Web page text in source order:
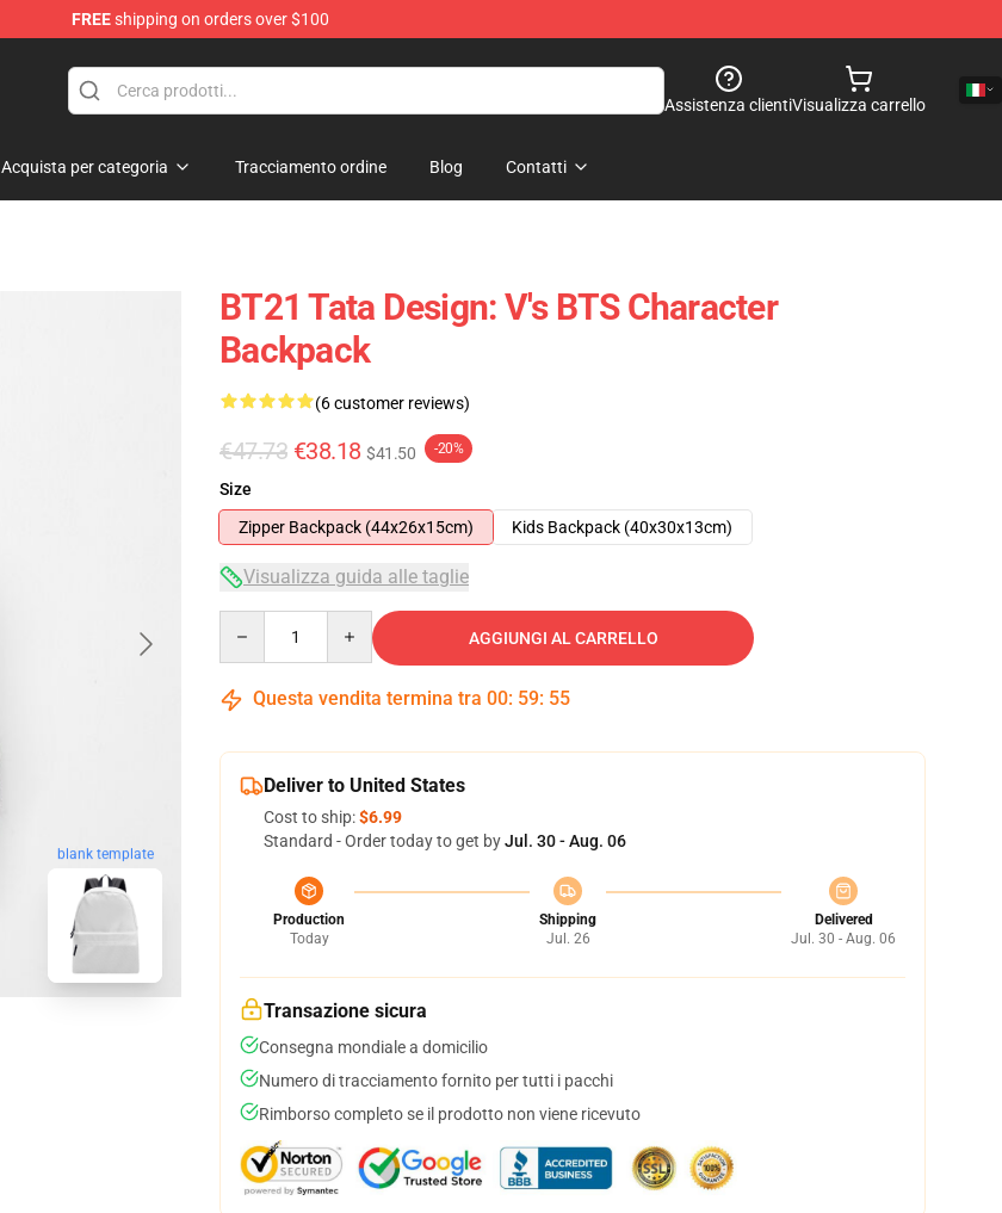
FREEshipping on orders over $100
Assistenza clientiVisualizza carrello
Acquista per categoria Tracciamento ordine Blog Contatti
blank template
BT21 Tata Design: V's BTS Character
Backpack
(6 customer reviews)
€47.73 €38.18 $41.50 -20%
Size
Zipper Backpack (44x26x15cm)
Kids Backpack (40x30x13cm)
Visualizza guida alle taglie
AGGIUNGI AL CARRELLO
Questa vendita termina tra 00: 59: 54
Deliver to United States
Cost to ship:$6.99
Standard - Order today to get byJul. 30 - Aug. 06
Production
Today
Shipping
Jul. 26
Delivered
Jul. 30 - Aug. 06
Transazione sicura
Consegna mondiale a domicilio
Numero di tracciamento fornito per tutti i pacchi
Rimborso completo se il prodotto non viene ricevuto